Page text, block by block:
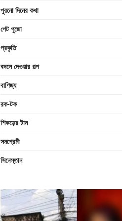
পুরনো দিনের কথা
পেট পুজো
প্রকৃতি
বদলে দেওয়ার গল্প
বাণিজ্য
রক-টক
শিকড়ের টান
সমপ্রেমী
সিনেস্তান